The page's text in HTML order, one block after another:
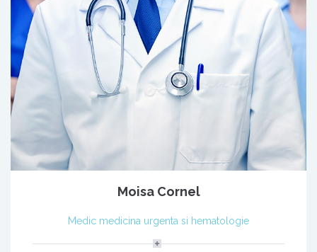
Moisa Cornel
Medic medicina urgenta si hematologie